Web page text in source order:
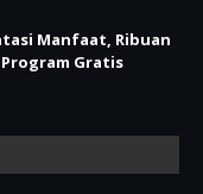
Manfaat, Ribuan
Gratis